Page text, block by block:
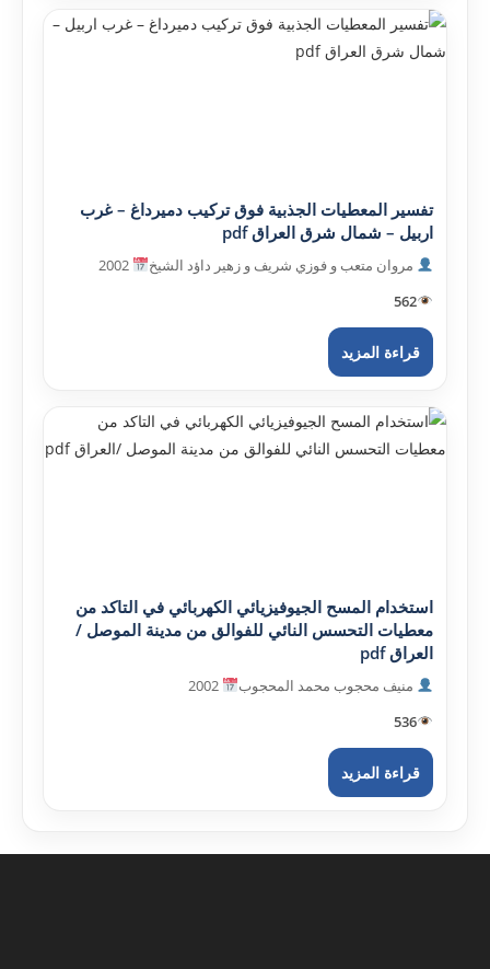
تفسير المعطيات الجذبية فوق تركيب دميرداغ – غرب
اربيل – شمال شرق العراق pdf
مروان متعب و فوزي شريف و زهير داؤد الشيخ
562
قراءة المزيد
استخدام المسح الجيوفيزيائي الكهربائي في التاكد من
معطيات التحسس النائي للفوالق من مدينة الموصل /
العراق pdf
منيف محجوب محمد المحجوب
536
قراءة المزيد